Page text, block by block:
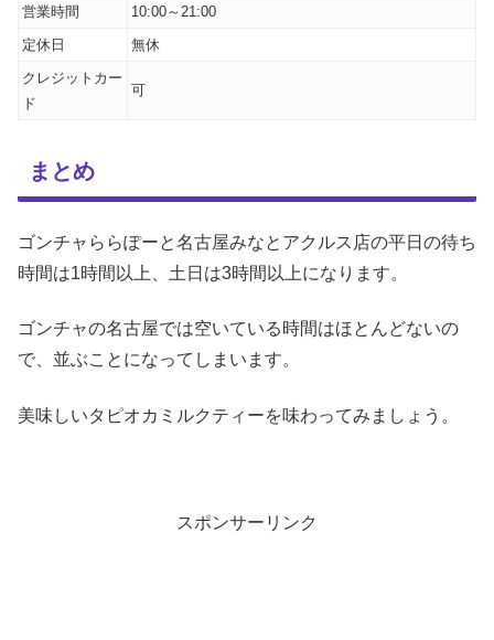
営業時間
10:00～21:00
定休日
無休
クレジットカー
ド
可
まとめ
ゴンチャららぽーと名古屋みなとアクルス店の平日の待ち
時間は1時間以上、土日は3時間以上になります。
ゴンチャの名古屋では空いている時間はほとんどないの
で、並ぶことになってしまいます。
美味しいタピオカミルクティーを味わってみましょう。
スポンサーリンク